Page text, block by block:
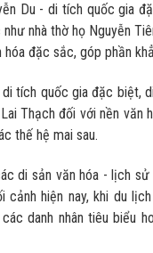
Du - di tích quốc gia
nhà thờ họ Nguyễn
đặc sắc, góp phần
tích quốc gia đặc biệt,
Thạch đối với nền
thế hệ mai sau.
di sản văn hóa - lịch
hiện nay, khi du
danh nhân tiêu biểu